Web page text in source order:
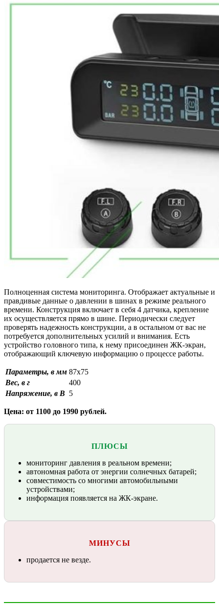
Полноценная система мониторинга. Отображает актуальные и
правдивые данные о давлении в шинах в режиме реального
времени. Конструкция включает в себя 4 датчика, крепление
их осуществляется прямо в шине. Периодически следует
проверять надежность конструкции, а в остальном от вас не
потребуется дополнительных усилий и внимания. Есть
устройство головного типа, к нему присоединен ЖК-экран,
отображающий ключевую информацию о процессе работы.
Параметры, в мм 87х75
Вес, в г
400
Напряжение, в В 5
Цена: от 1100 до 1990 рублей.
ПЛЮСЫ
мониторинг давления в реальном времени;
автономная работа от энергии солнечных батарей;
совместимость со многими автомобильными
устройствами;
информация появляется на ЖК-экране.
МИНУСЫ
продается не везде.